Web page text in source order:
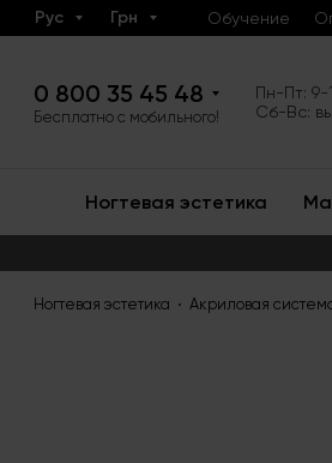
Рус Грн Обучение
0 800 35 45 48
Бесплатно с мобильного!
Пн-Пт: 9-
Сб-Вс:
Ногтевая эстетика
Ногтевая эстетика Акриловая